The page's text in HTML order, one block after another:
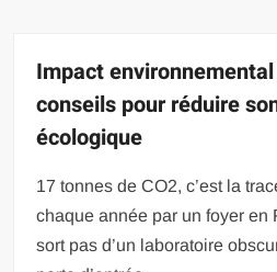
Impact
conseils pour réduire
écologique
17 tonnes de CO2, c’est la
chaque année par un foyer en
sort pas d’un laboratoire